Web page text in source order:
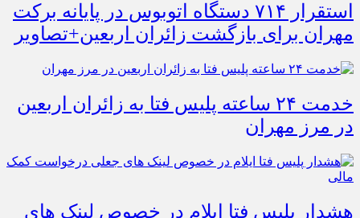
استقرار ۷۱۴ دستگاه اتوبوس در پایانه برکت
مهران برای بازگشت زائران اربعین+تصاویر
خدمت ۲۴ ساعته پلیس فتا به زائران اربعین
در مرز مهران
هشدار پلیس فتا ایلام در خصوص لینک های